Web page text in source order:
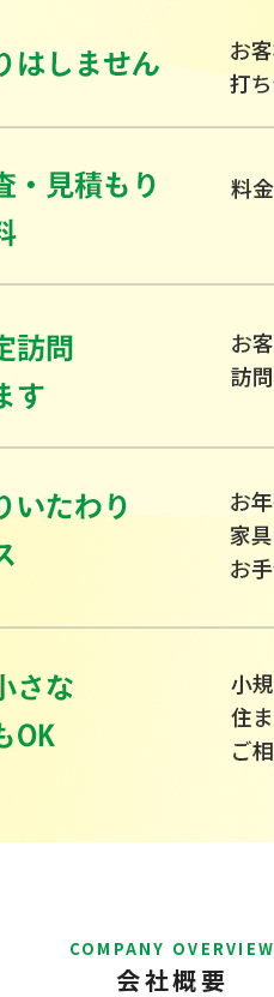
COMPANY OVERVIEW
会社概要